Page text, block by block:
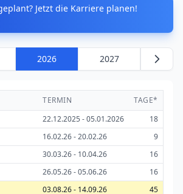
Jetzt die Karriere planen!
2026 2027
TERMIN
TAGE*
22.12.2025 - 05.01.2026
18
16.02.26 - 20.02.26
9
30.03.26 - 10.04.26
16
26.05.26 - 05.06.26
16
03.08.26 - 14.09.26
45